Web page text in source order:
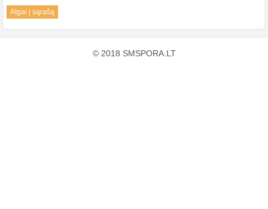
Atgal į sąrašą
© 2018 SMSPORA.LT